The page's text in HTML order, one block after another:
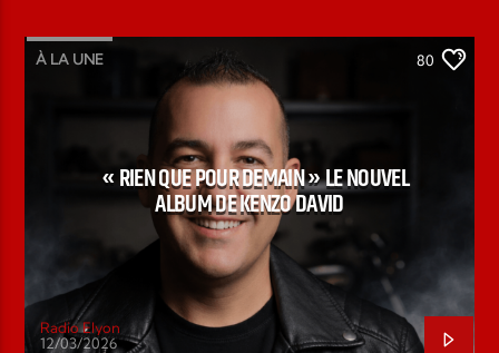
À LA UNE 80
« RIEN QUE POUR DEMAIN » LE NOUVEL
ALBUM DE KENZO DAVID
Radio Elyon
12/03/2026